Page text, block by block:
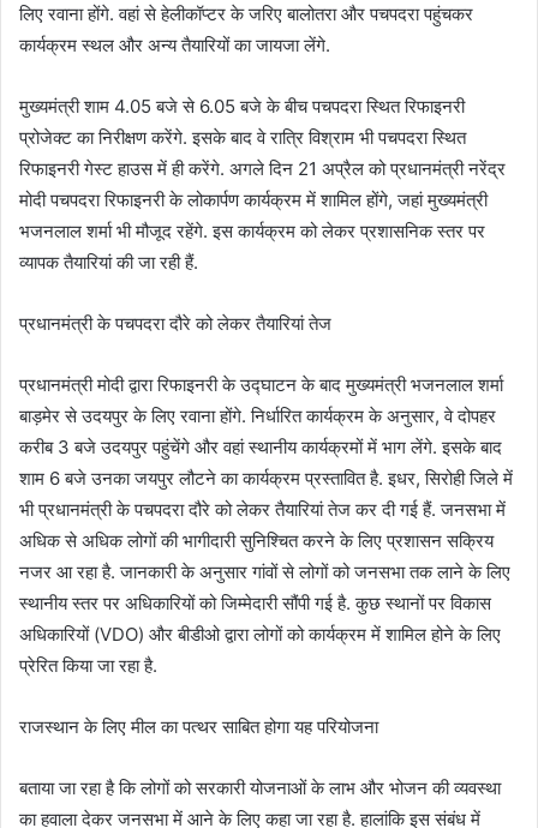
लिए रवाना होंगे. वहां से हेलीकॉप्टर के जरिए बालोतरा और पचपदरा पहुंचकर
कार्यक्रम स्थल और अन्य तैयारियों का जायजा लेंगे.
मुख्यमंत्री शाम 4.05 बजे से 6.05 बजे के बीच पचपदरा स्थित रिफाइनरी
प्रोजेक्ट का निरीक्षण करेंगे. इसके बाद वे रात्रि विश्राम भी पचपदरा स्थित
रिफाइनरी गेस्ट हाउस में ही करेंगे. अगले दिन 21 अप्रैल को प्रधानमंत्री नरेंद्र
मोदी पचपदरा रिफाइनरी के लोकार्पण कार्यक्रम में शामिल होंगे, जहां मुख्यमंत्री
भजनलाल शर्मा भी मौजूद रहेंगे. इस कार्यक्रम को लेकर प्रशासनिक स्तर पर
व्यापक तैयारियां की जा रही हैं.
प्रधानमंत्री के पचपदरा दौरे को लेकर तैयारियां तेज
प्रधानमंत्री मोदी द्वारा रिफाइनरी के उद्घाटन के बाद मुख्यमंत्री भजनलाल शर्मा
बाड़मेर से उदयपुर के लिए रवाना होंगे. निर्धारित कार्यक्रम के अनुसार, वे दोपहर
करीब 3 बजे उदयपुर पहुंचेंगे और वहां स्थानीय कार्यक्रमों में भाग लेंगे. इसके बाद
शाम 6 बजे उनका जयपुर लौटने का कार्यक्रम प्रस्तावित है. इधर, सिरोही जिले में
भी प्रधानमंत्री के पचपदरा दौरे को लेकर तैयारियां तेज कर दी गई हैं. जनसभा में
अधिक से अधिक लोगों की भागीदारी सुनिश्चित करने के लिए प्रशासन सक्रिय
नजर आ रहा है. जानकारी के अनुसार गांवों से लोगों को जनसभा तक लाने के लिए
स्थानीय स्तर पर अधिकारियों को जिम्मेदारी सौंपी गई है. कुछ स्थानों पर विकास
अधिकारियों (VDO) और बीडीओ द्वारा लोगों को कार्यक्रम में शामिल होने के लिए
प्रेरित किया जा रहा है.
राजस्थान के लिए मील का पत्थर साबित होगा यह परियोजना
बताया जा रहा है कि लोगों को सरकारी योजनाओं के लाभ और भोजन की व्यवस्था
का हवाला देकर जनसभा में आने के लिए कहा जा रहा है. हालांकि इस संबंध में